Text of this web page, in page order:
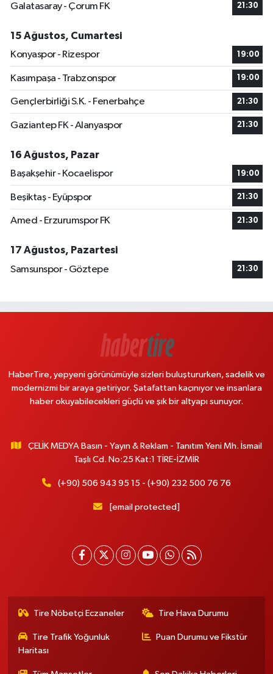
Galatasaray - Çorum FK
21:30
15 Ağustos, Cumartesi
Konyaspor - Rizespor
19:00
Kasımpaşa - Trabzonspor 19:00
Gençlerbirliği S.K. - Fenerbahçe 21:30
Gaziantep FK - Alanyaspor 21:30
16 Ağustos, Pazar
Başakşehir - Kocaelispor
19:00
Beşiktaş - Eyüpspor 21:30
Amed - Erzurumspor FK 21:30
17 Ağustos, Pazartesi
Samsunspor - Göztepe
21:30
HaberTire, yepyeni görünümüyle sizleri buluştururken, sadelik ve
modernizmi bir araya getiriyor. Şatafattan kaçınıyor ve insanlara
haber okuyabilecekleri güçlü ve şık bir altyapı sunuyor.
ÇELİK MEDYA Basın - Yayın & Reklam - Tanıtım Yeni Mh. İsmail
Taşlı Cd. No:25 Kat:1 TİRE-İZMİR
(+90) 506 943 95 15 - (+90) 232 500 76 76
[email protected]
Tire Nöbetçi Eczaneler Tire Hava Durumu
Tire Trafik Yoğunluk
Haritası
Puan Durumu ve Fikstür